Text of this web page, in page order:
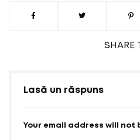
SHARE
Lasă un răspuns
Your email address will not